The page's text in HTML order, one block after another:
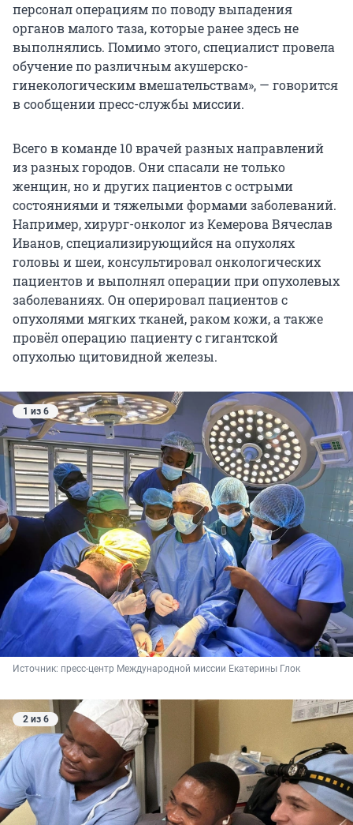
персонал операциям по поводу выпадения
органов малого таза, которые ранее здесь не
выполнялись. Помимо этого, специалист провела
обучение по различным акушерско-
гинекологическим вмешательствам», — говорится
в сообщении пресс-службы миссии.
Всего в команде 10 врачей разных направлений
из разных городов. Они спасали не только
женщин, но и других пациентов с острыми
состояниями и тяжелыми формами заболеваний.
Например, хирург-онколог из Кемерова Вячеслав
Иванов, специализирующийся на опухолях
головы и шеи, консультировал онкологических
пациентов и выполнял операции при опухолевых
заболеваниях. Он оперировал пациентов с
опухолями мягких тканей, раком кожи, а также
провёл операцию пациенту с гигантской
опухолью щитовидной железы.
1 из 6
Источник: пресс-центр Международной миссии Екатерины Глок
2 из 6